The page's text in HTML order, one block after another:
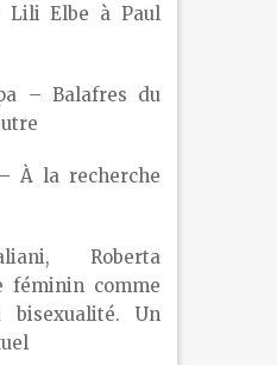
Lili Elbe à Paul
– Balafres du
À la recherche
Roberta
féminin comme
Un